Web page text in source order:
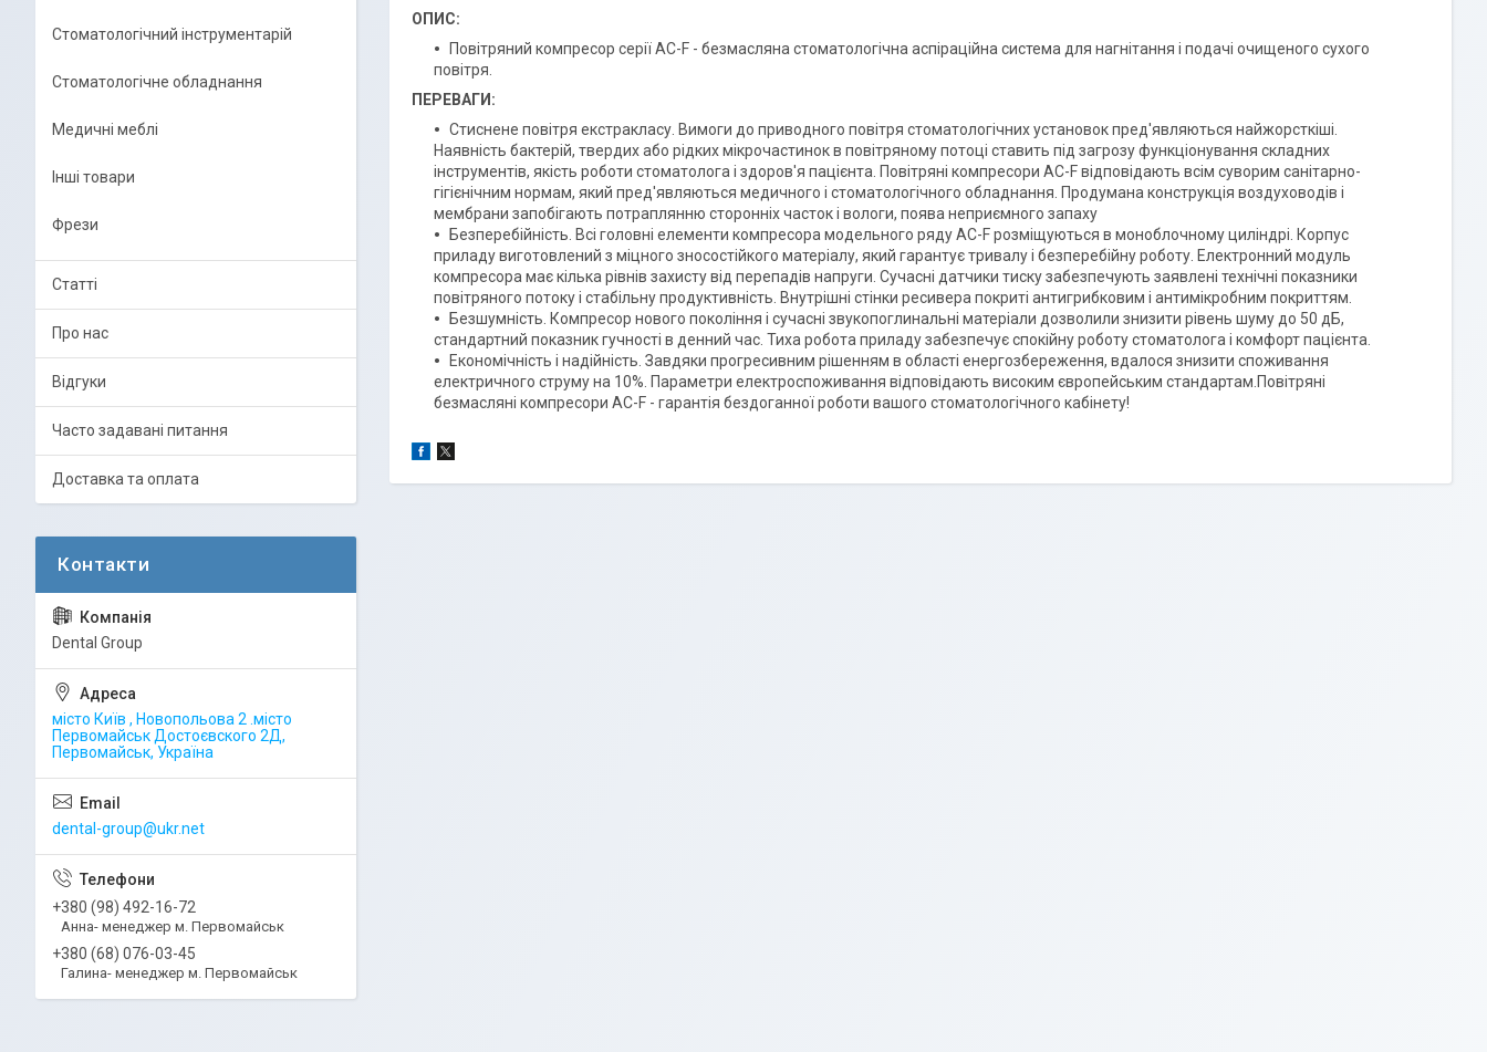
ОПИС:
Повітряний компресор серії AC-F - безмасляна стоматологічна аспіраційна система для нагнітання і подачі очищеного сухого
повітря.
ПЕРЕВАГИ:
Стиснене повітря екстракласу. Вимоги до приводного повітря стоматологічних установок пред'являються найжорсткіші.
Наявність бактерій, твердих або рідких мікрочастинок в повітряному потоці ставить під загрозу функціонування складних
інструментів, якість роботи стоматолога і здоров'я пацієнта. Повітряні компресори AC-F відповідають всім суворим санітарно-
гігієнічним нормам, який пред'являються медичного і стоматологічного обладнання. Продумана конструкція воздуховодів і
мембрани запобігають потраплянню сторонніх часток і вологи, поява неприємного запаху
Безперебійність. Всі головні елементи компресора модельного ряду AC-F розміщуються в моноблочному циліндрі. Корпус
приладу виготовлений з міцного зносостійкого матеріалу, який гарантує тривалу і безперебійну роботу. Електронний модуль
компресора має кілька рівнів захисту від перепадів напруги. Сучасні датчики тиску забезпечують заявлені технічні показники
повітряного потоку і стабільну продуктивність. Внутрішні стінки ресивера покриті антигрибковим і антимікробним покриттям.
Безшумність. Компресор нового покоління і сучасні звукопоглинальні матеріали дозволили знизити рівень шуму до 50 дБ,
стандартний показник гучності в денний час. Тиха робота приладу забезпечує спокійну роботу стоматолога і комфорт пацієнта.
Економічність і надійність. Завдяки прогресивним рішенням в області енергозбереження, вдалося знизити споживання
електричного струму на 10%. Параметри електроспоживання відповідають високим європейським стандартам.Повітряні
безмасляні компресори AC-F - гарантія бездоганної роботи вашого стоматологічного кабінету!
Стоматологічний інструментарій
Стоматологічне обладнання
Медичні меблі
Інші товари
Фрези
Статті
Про нас
Відгуки
Часто задавані питання
Доставка та оплата
Dental Group
місто Київ , Новопольова 2 .місто
Первомайськ Достоєвского 2Д,
Первомайськ, Україна
dental-group@ukr.net
+380 (98) 492-16-72
Анна- менеджер м. Первомайськ
+380 (68) 076-03-45
Галина- менеджер м. Первомайськ